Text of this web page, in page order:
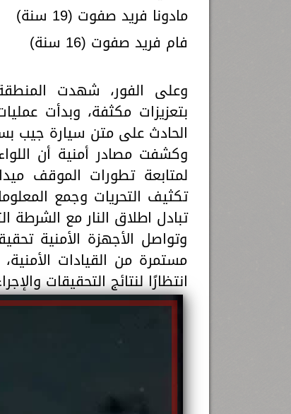
مادونا فريد صفوت (19 سنة)
فام فريد صفوت (16 سنة)
وعلى الفور، شهدت
بتعزيزات مكثفة، وبدأت
الحادث على متن سيارة جيب
وكشفت مصادر أمنية أن
لمتابعة تطورات الموقف
تكثيف التحريات وجمع
تبادل اطلاق النار مع الشرطة
وتواصل الأجهزة الأمنية
مستمرة من القيادات
انتظارًا لنتائج التحقيقات